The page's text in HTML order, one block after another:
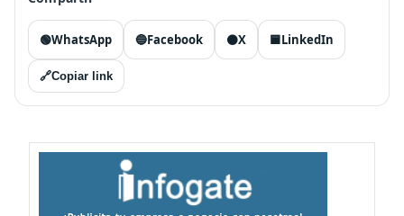
🟢WhatsApp 🔵Facebook ⚫X 🟦LinkedIn
🔗Copiar link